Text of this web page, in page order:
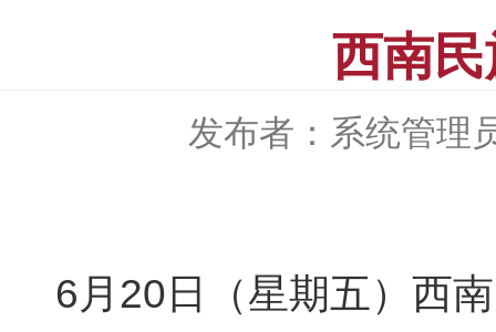
西南
发布者：系统管理
6月20日（星期五）西